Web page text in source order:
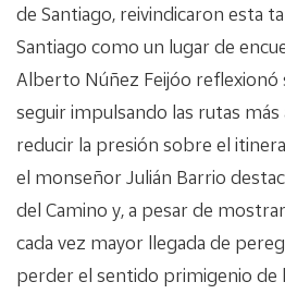
de Santiago, reivindicaron esta
Santiago como un lugar de
Alberto Núñez Feijóo reflexionó
seguir impulsando las rutas
reducir la presión sobre el
el monseñor Julián Barrio
del Camino y, a pesar de
cada vez mayor llegada de
perder el sentido primigenio de